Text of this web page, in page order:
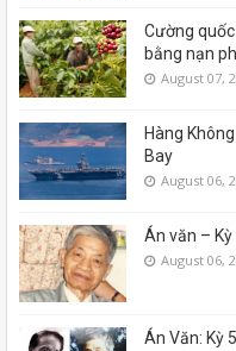
Cường
bằng nạn
August 07,
Hàng
Bay
August 06,
Án văn – Kỳ
August 06,
Án Văn: Kỳ